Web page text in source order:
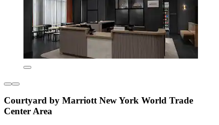
Courtyard by Marriott New York World Trade
Center Area